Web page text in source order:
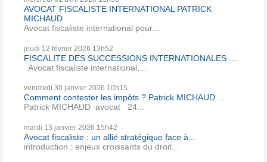
AVOCAT FISCALISTE INTERNATIONAL PATRICK
MICHAUD
Avocat fiscaliste international pour...
jeudi 12 février 2026 13h52
FISCALITE DES SUCCESSIONS INTERNATIONALES ....
Avocat fiscaliste international,...
vendredi 30 janvier 2026 10h15
Comment contester les impôts ? Patrick MICHAUD ...
Patrick MICHAUD avocat 24...
mardi 13 janvier 2026 15h42
Avocat fiscaliste : un allié stratégique face à...
introduction : enjeux croissants du droit...